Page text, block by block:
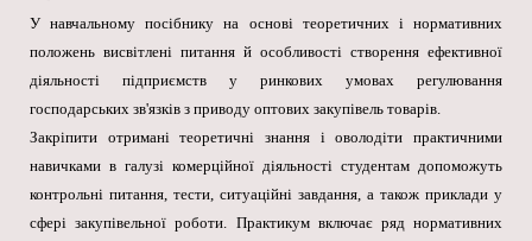
У навчальному посібнику на основі теоретичних і нормативних
положень висвітлені питання й особливості створення ефективної
діяльності підприємств у ринкових умовах регулювання
господарських зв'язків з приводу оптових закупівель товарів.
Закріпити отримані теоретичні знання і оволодіти практичними
навичками в галузі комерційної діяльності студентам допоможуть
контрольні питання, тести, ситуаційні завдання, а також приклади у
сфері закупівельної роботи. Практикум включає ряд нормативних